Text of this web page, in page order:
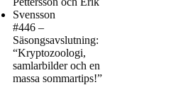
#446 –
Säsongsavslutning:
“Kryptozoologi,
samlarbilder och en
massa sommartips!”